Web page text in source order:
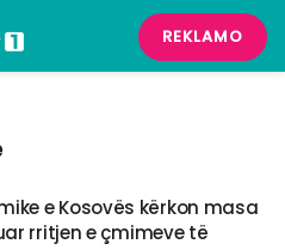
REKLAMO
e Kosovës kërkon masa
rritjen e çmimeve të